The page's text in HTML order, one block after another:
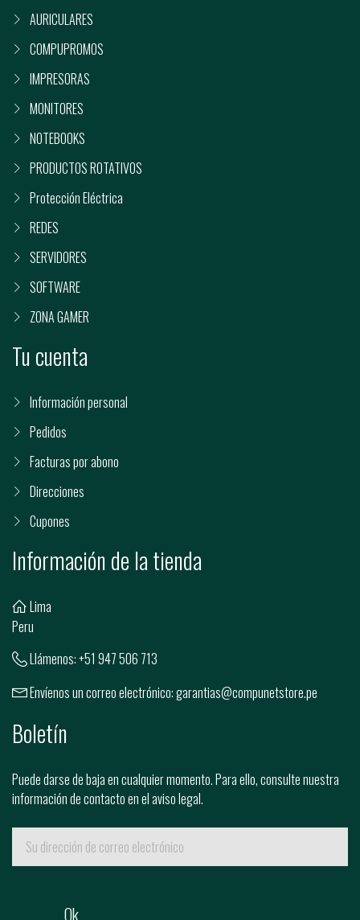
AURICULARES
COMPUPROMOS
IMPRESORAS
MONITORES
NOTEBOOKS
PRODUCTOS ROTATIVOS
Protección Eléctrica
REDES
SERVIDORES
SOFTWARE
ZONA GAMER
Tu cuenta
Información personal
Pedidos
Facturas por abono
Direcciones
Cupones
Información de la tienda
Lima
Peru
Llámenos:+51 947 506 713
Envíenos un correo electrónico:garantias@compunetstore.pe
Boletín
Puede darse de baja en cualquier momento. Para ello, consulte nuestra
información de contacto en el aviso legal.